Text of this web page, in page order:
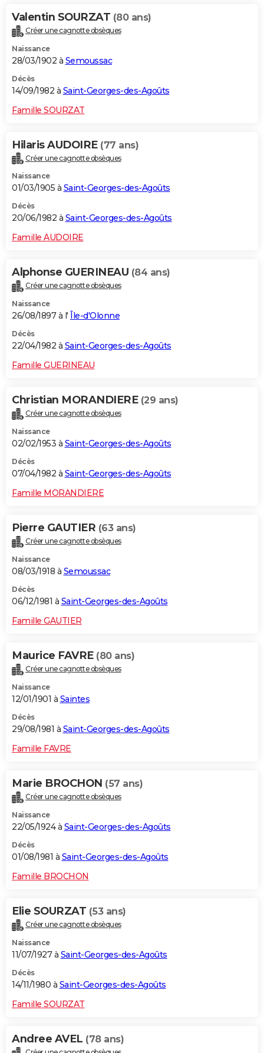
Valentin SOURZAT (80 ans)
Créer une cagnotte obsèques
Naissance
28/03/1902 à Semoussac
Décès
14/09/1982 à Saint-Georges-des-Agoûts
Famille SOURZAT
Hilaris AUDOIRE (77 ans)
Créer une cagnotte obsèques
Naissance
01/03/1905 à Saint-Georges-des-Agoûts
Décès
20/06/1982 à Saint-Georges-des-Agoûts
Famille AUDOIRE
Alphonse GUERINEAU (84 ans)
Créer une cagnotte obsèques
Naissance
26/08/1897 à l' Île-d'Olonne
Décès
22/04/1982 à Saint-Georges-des-Agoûts
Famille GUERINEAU
Christian MORANDIERE (29 ans)
Créer une cagnotte obsèques
Naissance
02/02/1953 à Saint-Georges-des-Agoûts
Décès
07/04/1982 à Saint-Georges-des-Agoûts
Famille MORANDIERE
Pierre GAUTIER (63 ans)
Créer une cagnotte obsèques
Naissance
08/03/1918 à Semoussac
Décès
06/12/1981 à Saint-Georges-des-Agoûts
Famille GAUTIER
Maurice FAVRE (80 ans)
Créer une cagnotte obsèques
Naissance
12/01/1901 à Saintes
Décès
29/08/1981 à Saint-Georges-des-Agoûts
Famille FAVRE
Marie BROCHON (57 ans)
Créer une cagnotte obsèques
Naissance
22/05/1924 à Saint-Georges-des-Agoûts
Décès
01/08/1981 à Saint-Georges-des-Agoûts
Famille BROCHON
Elie SOURZAT (53 ans)
Créer une cagnotte obsèques
Naissance
11/07/1927 à Saint-Georges-des-Agoûts
Décès
14/11/1980 à Saint-Georges-des-Agoûts
Famille SOURZAT
Andree AVEL (78 ans)